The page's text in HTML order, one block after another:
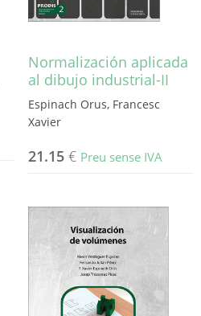
Normalización aplicada
al dibujo industrial-II
Espinach Orus, Francesc
Xavier
21.15 € Preu sense IVA